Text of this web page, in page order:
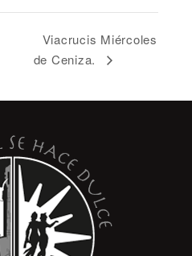
Viacrucis Miércoles
de Ceniza.